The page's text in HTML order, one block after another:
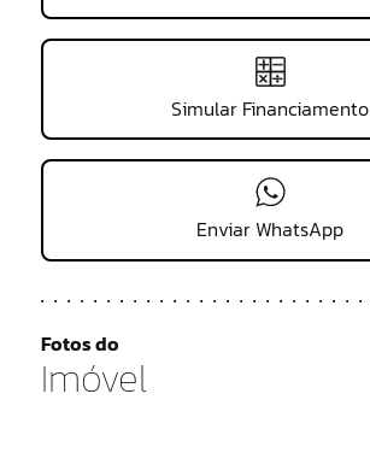
Simular Financiamento
Enviar WhatsApp
Fotos do
Imóvel